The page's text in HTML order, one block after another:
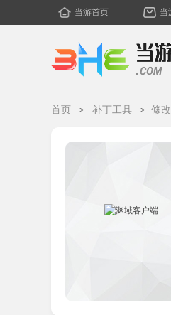
当游首页 当
首页 补丁工具 修